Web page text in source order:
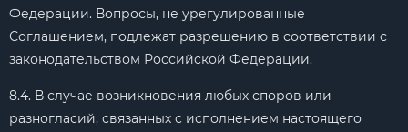
Федерации. Вопросы, не урегулированные
Соглашением, подлежат разрешению в соответствии с
законодательством Российской Федерации.
8.4. В случае возникновения любых споров или
разногласий, связанных с исполнением настоящего